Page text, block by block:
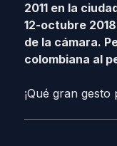
2011 en la
12-octubre
de la cámara.
colombiana al
¡Qué gran